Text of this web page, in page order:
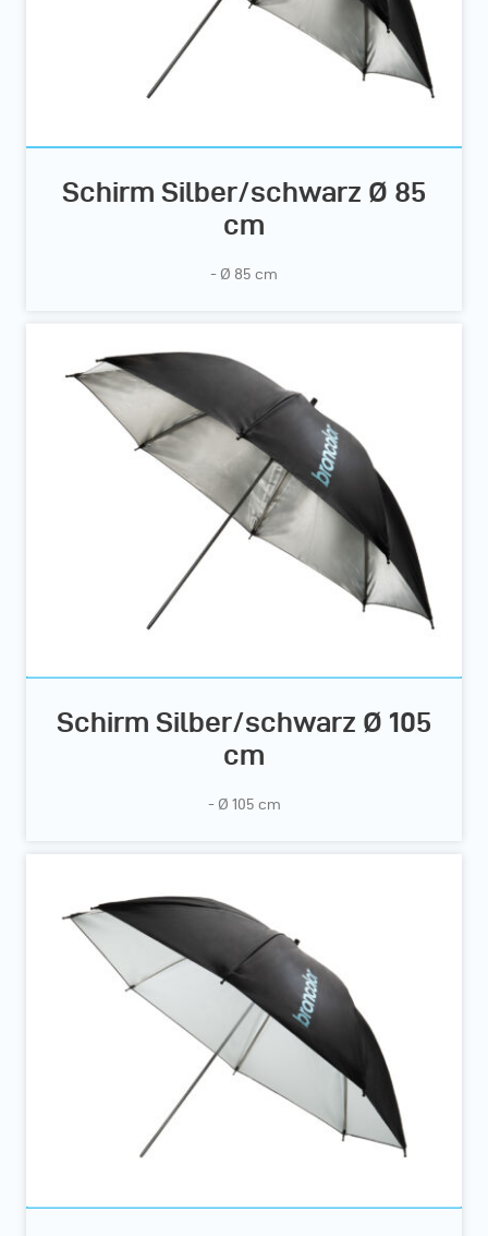
Schirm Silber/schwarz Ø 85
cm
- Ø 85 cm
Schirm Silber/schwarz Ø 105
cm
- Ø 105 cm